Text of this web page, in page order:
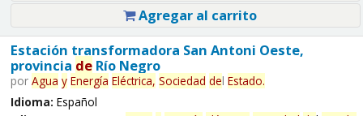
Agregar al carrito
Estación transformadora San Antoni Oeste,
provincia deRío Negro
por Agua y Energía Eléctrica, Sociedad del Estado.
Idioma: Español